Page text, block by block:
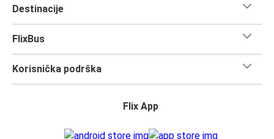
Destinacije
FlixBus
Korisnička podrška
Flix App